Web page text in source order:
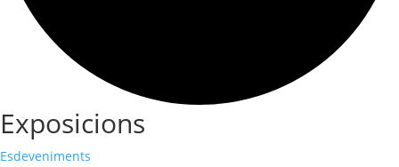
Exposicions
Esdeveniments